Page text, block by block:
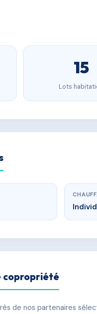
15
Lots
copropriété
de nos partenaires